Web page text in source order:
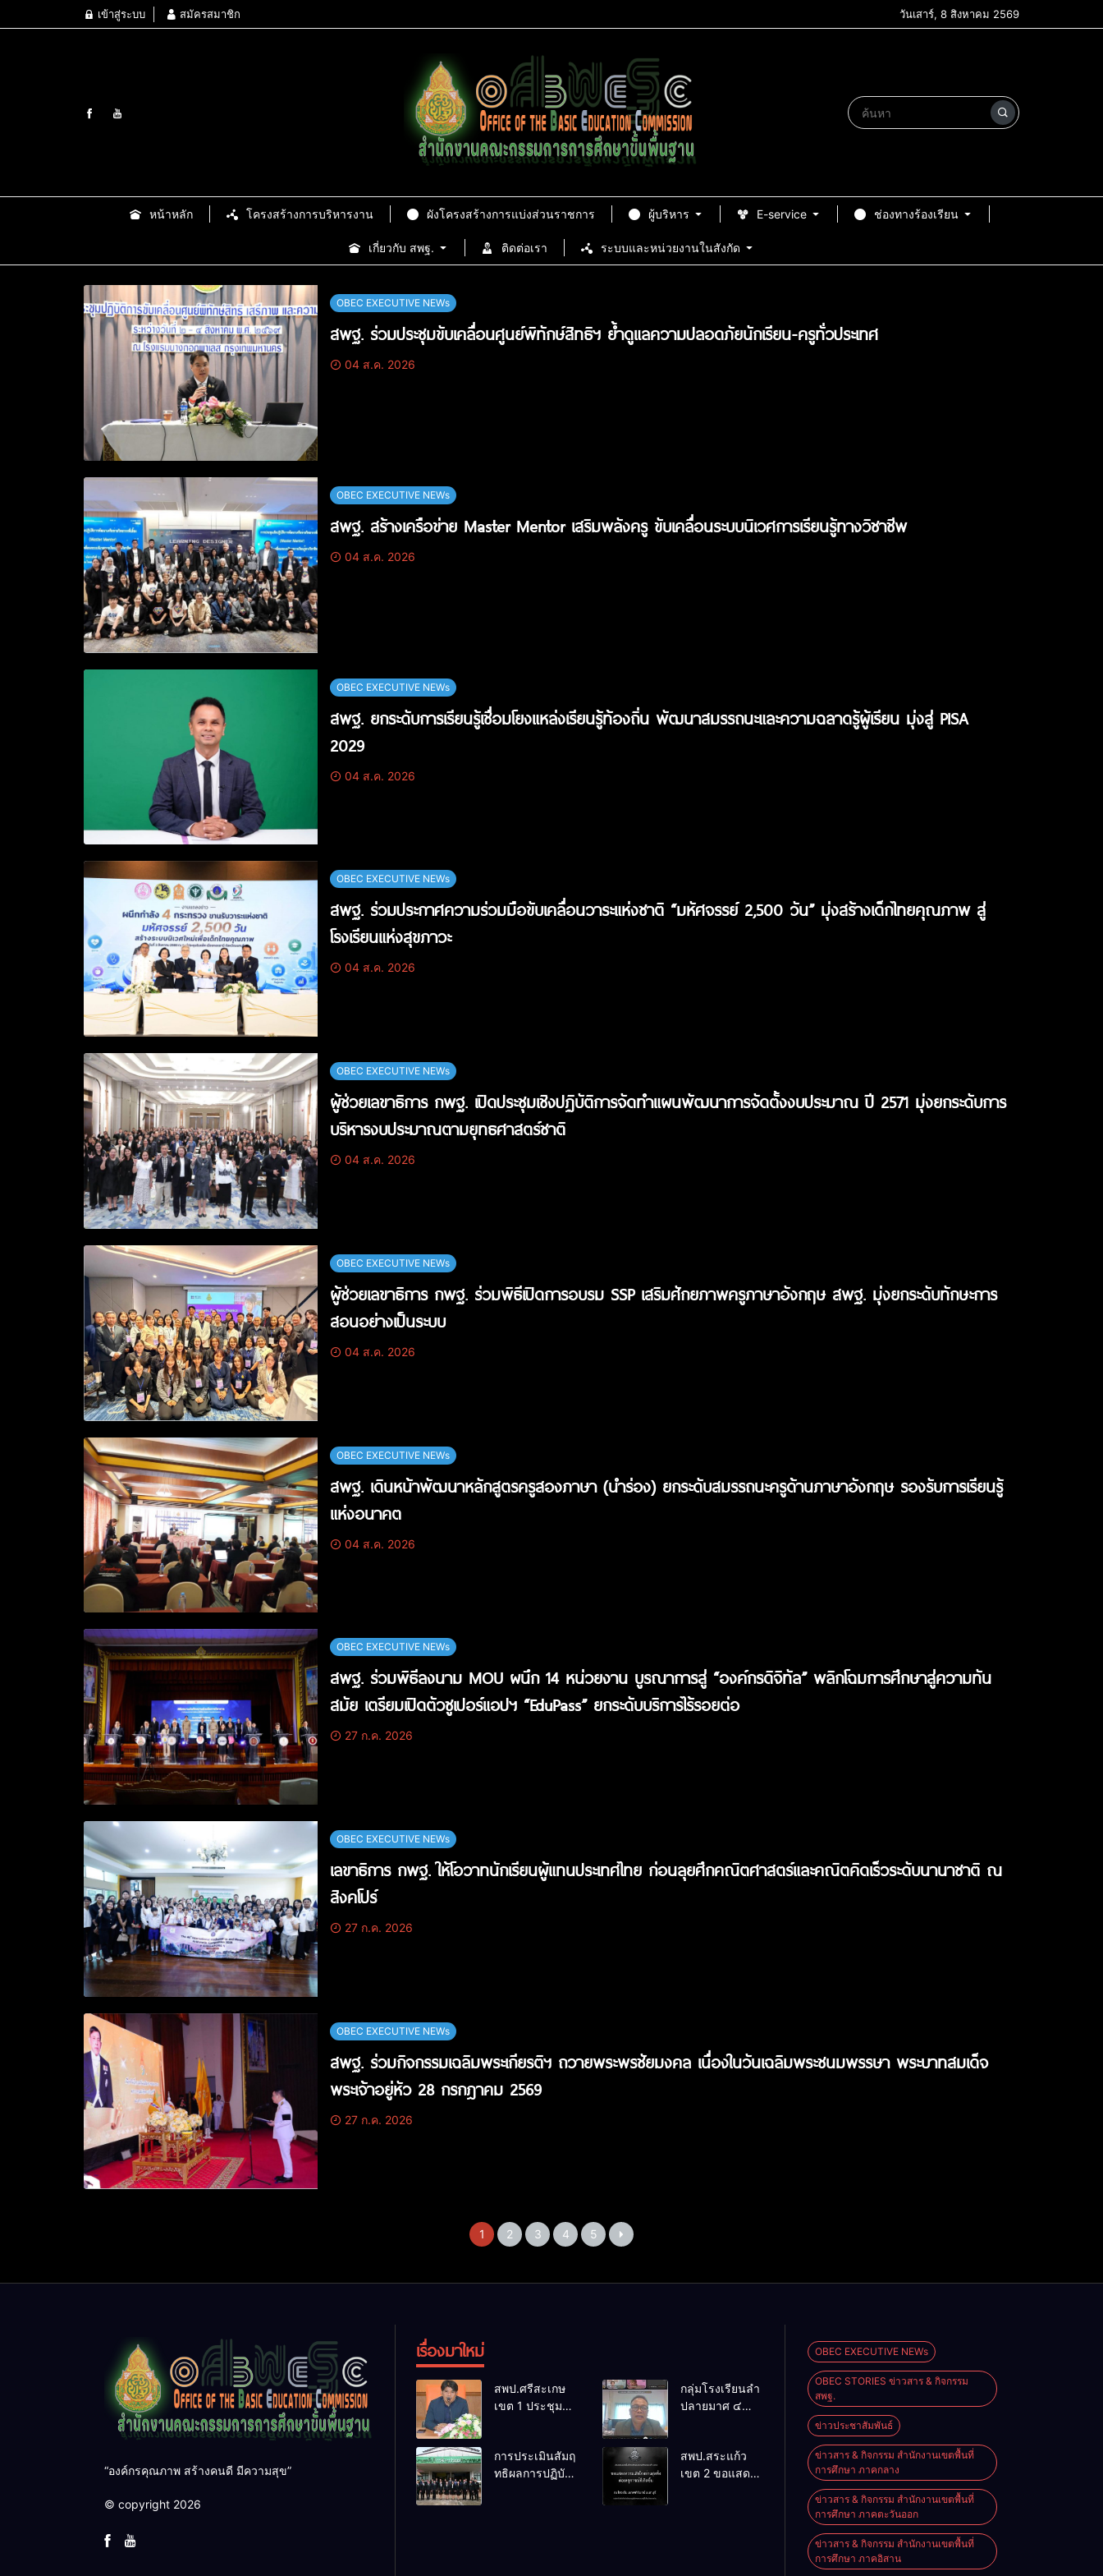
เข้าสู่ระบบ สมัครสมาชิก วันเสาร์, 8 สิงหาคม 2569
หน้าหลัก โครงสร้างการบริหารงาน ผังโครงสร้างการแบ่งส่วนราชการ ผู้บริหาร E-service ช่องทางร้องเรียน
เกี่ยวกับ สพฐ. ติดต่อเรา ระบบและหน่วยงานในสังกัด
OBEC EXECUTIVE NEWs
สพฐ. ร่วมประชุมขับเคลื่อนศูนย์พิทักษ์สิทธิฯ ย้ำดูแลความปลอดภัยนักเรียน-ครูทั่วประเทศ
04 ส.ค. 2026
OBEC EXECUTIVE NEWs
สพฐ. สร้างเครือข่าย Master Mentor เสริมพลังครู ขับเคลื่อนระบบนิเวศการเรียนรู้ทางวิชาชีพ
04 ส.ค. 2026
OBEC EXECUTIVE NEWs
สพฐ. ยกระดับการเรียนรู้เชื่อมโยงแหล่งเรียนรู้ท้องถิ่น พัฒนาสมรรถนะและความฉลาดรู้ผู้เรียน มุ่งสู่ PISA
2029
04 ส.ค. 2026
OBEC EXECUTIVE NEWs
สพฐ. ร่วมประกาศความร่วมมือขับเคลื่อนวาระแห่งชาติ “มหัศจรรย์ 2,500 วัน” มุ่งสร้างเด็กไทยคุณภาพ สู่
โรงเรียนแห่งสุขภาวะ
04 ส.ค. 2026
OBEC EXECUTIVE NEWs
ผู้ช่วยเลขาธิการ กพฐ. เปิดประชุมเชิงปฏิบัติการจัดทำแผนพัฒนาการจัดตั้งงบประมาณ ปี 2571 มุ่งยกระดับการ
บริหารงบประมาณตามยุทธศาสตร์ชาติ
04 ส.ค. 2026
OBEC EXECUTIVE NEWs
ผู้ช่วยเลขาธิการ กพฐ. ร่วมพิธีเปิดการอบรม SSP เสริมศักยภาพครูภาษาอังกฤษ สพฐ. มุ่งยกระดับทักษะการ
สอนอย่างเป็นระบบ
04 ส.ค. 2026
OBEC EXECUTIVE NEWs
สพฐ. เดินหน้าพัฒนาหลักสูตรครูสองภาษา (นำร่อง) ยกระดับสมรรถนะครูด้านภาษาอังกฤษ รองรับการเรียนรู้
แห่งอนาคต
04 ส.ค. 2026
OBEC EXECUTIVE NEWs
สพฐ. ร่วมพิธีลงนาม MOU ผนึก 14 หน่วยงาน บูรณาการสู่ “องค์กรดิจิทัล” พลิกโฉมการศึกษาสู่ความทัน
สมัย เตรียมเปิดตัวซูเปอร์แอปฯ “EduPass” ยกระดับบริการไร้รอยต่อ
27 ก.ค. 2026
OBEC EXECUTIVE NEWs
เลขาธิการ กพฐ. ให้โอวาทนักเรียนผู้แทนประเทศไทย ก่อนลุยศึกคณิตศาสตร์และคณิตคิดเร็วระดับนานาชาติ ณ
สิงคโปร์
27 ก.ค. 2026
OBEC EXECUTIVE NEWs
สพฐ. ร่วมกิจกรรมเฉลิมพระเกียรติฯ ถวายพระพรชัยมงคล เนื่องในวันเฉลิมพระชนมพรรษา พระบาทสมเด็จ
พระเจ้าอยู่หัว 28 กรกฎาคม 2569
27 ก.ค. 2026
1 2 3 4 5
“องค์กรคุณภาพ สร้างคนดี มีความสุข”
© copyright 2026
เรื่องมาใหม่
สพป.ศรีสะเกษ
เขต 1 ประชุม
งานศิลป
หัตถกรรม
กลุ่มโรงเรียนลำ
ปลายมาศ ๔
ผ่านระบบ
Online
การประเมินสัมฤ
ทธิผลการปฏิบัติ
สพป.สระแก้ว
เขต 2 ขอแสดง
OBEC EXECUTIVE NEWs
OBEC STORIES ข่าวสาร & กิจกรรม
สพฐ.
ข่าวประชาสัมพันธ์
ข่าวสาร & กิจกรรม สำนักงานเขตพื้นที่
การศึกษา ภาคกลาง
ข่าวสาร & กิจกรรม สำนักงานเขตพื้นที่
การศึกษา ภาคตะวันออก
ข่าวสาร & กิจกรรม สำนักงานเขตพื้นที่
การศึกษา ภาคอิสาน